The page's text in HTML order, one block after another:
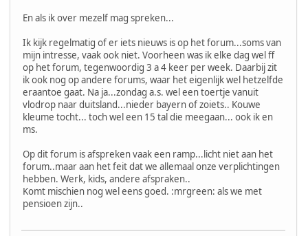
En als ik over mezelf mag spreken...
Ik kijk regelmatig of er iets nieuws is op het forum...soms van
mijn intresse, vaak ook niet. Voorheen was ik elke dag wel ff
op het forum, tegenwoordig 3 a 4 keer per week. Daarbij zit
ik ook nog op andere forums, waar het eigenlijk wel hetzelfde
eraantoe gaat. Na ja...zondag a.s. wel een toertje vanuit
vlodrop naar duitsland...nieder bayern of zoiets.. Kouwe
kleume tocht... toch wel een 15 tal die meegaan... ook ik en
ms.
Op dit forum is afspreken vaak een ramp...licht niet aan het
forum..maar aan het feit dat we allemaal onze verplichtingen
hebben. Werk, kids, andere afspraken..
Komt mischien nog wel eens goed. :mrgreen: als we met
pensioen zijn..